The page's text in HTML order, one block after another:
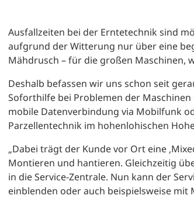
Ausfallzeiten bei der Erntetechnik sind
aufgrund der Witterung nur über eine
Mähdrusch – für die großen Maschinen,
Deshalb befassen wir uns schon seit
Soforthilfe bei Problemen der
mobile Datenverbindung via Mobilfunk
Parzellentechnik im hohenlohischen
„Dabei trägt der Kunde vor Ort eine
Montieren und hantieren. Gleichzeitig
in die Service-Zentrale. Nun kann der
einblenden oder auch beispielsweise